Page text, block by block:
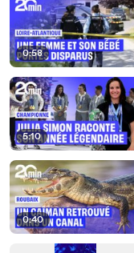
0:58
5:10
0:40